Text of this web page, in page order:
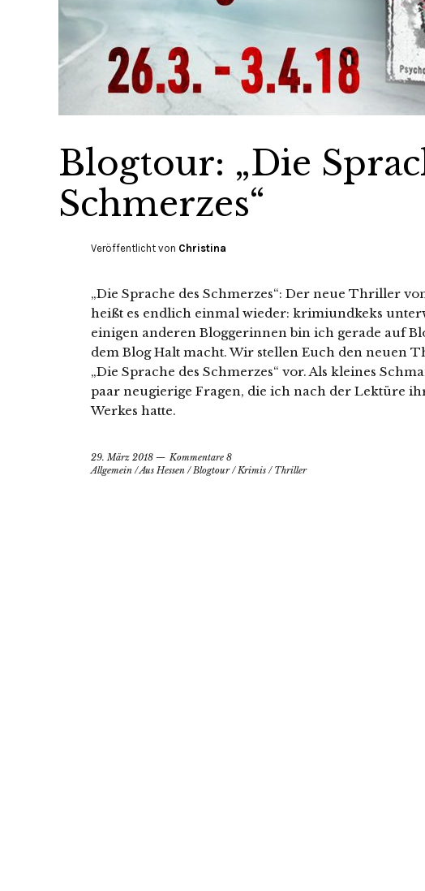
Blogtour: „Die
Schmerzes“
Veröffentlicht von Christina
„Die Sprache des Schmerzes“: Der neue Thriller
heißt es endlich einmal wieder: krimiundkeks
einigen anderen Bloggerinnen bin ich gerade auf
dem Blog Halt macht. Wir stellen Euch den neuen
„Die Sprache des Schmerzes“ vor. Als kleines
paar neugierige Fragen, die ich nach der Lektüre
Werkes hatte.
29. März 2018
Kommentare 8
Allgemein /Aus Hessen /Blogtour/Krimis / Thriller